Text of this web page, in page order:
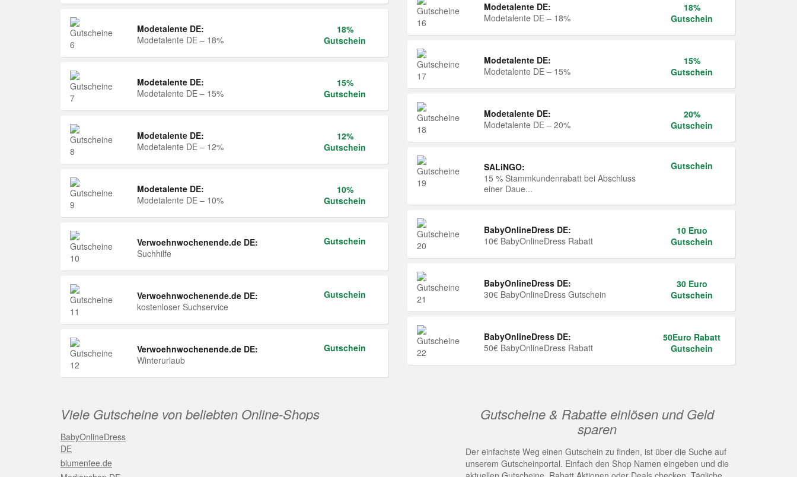
Modetalente DE:
Modetalente DE – 18%
18%
Gutschein
Modetalente DE:
Modetalente DE – 15%
15%
Gutschein
Modetalente DE:
Modetalente DE – 12%
12%
Gutschein
Modetalente DE:
Modetalente DE – 10%
10%
Gutschein
Verwoehnwochenende.de DE:
Suchhilfe
Gutschein
Verwoehnwochenende.de DE:
kostenloser Suchservice
Gutschein
Verwoehnwochenende.de DE:
Winterurlaub
Gutschein
Modetalente DE:
Modetalente DE – 18%
18%
Gutschein
Modetalente DE:
Modetalente DE – 15%
15%
Gutschein
Modetalente DE:
Modetalente DE – 20%
20%
Gutschein
SALiNGO:
15 % Stammkundenrabatt bei Abschluss
einer Daue...
Gutschein
BabyOnlineDress DE:
10€ BabyOnlineDress Rabatt
10 Eruo
Gutschein
BabyOnlineDress DE:
30€ BabyOnlineDress Gutschein
30 Euro
Gutschein
BabyOnlineDress DE:
50€ BabyOnlineDress Rabatt
50Euro Rabatt
Gutschein
Viele Gutscheine von beliebten Online-Shops
BabyOnlineDress
DE
blumenfee.de
Gutscheine & Rabatte einlösen und Geld
sparen
Der einfachste Weg einen Gutschein zu finden, ist über die Suche auf
unserem Gutscheinportal. Einfach den Shop Namen eingeben und die